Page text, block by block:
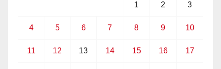
1 2 3
4 5 6 7 8 9 10
11 12 13 14 15 16 17